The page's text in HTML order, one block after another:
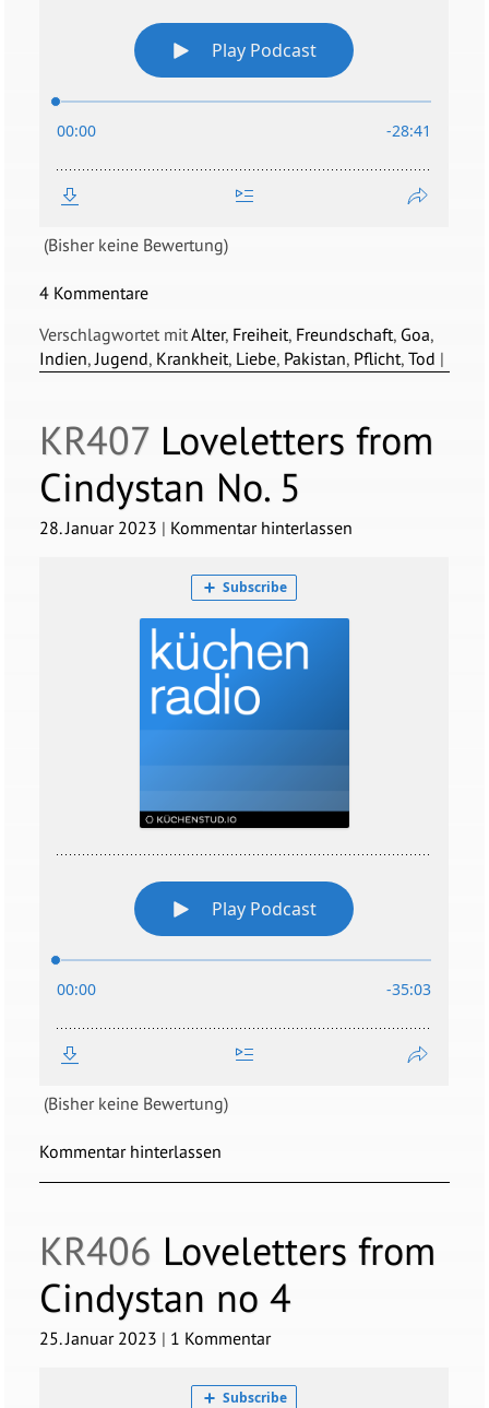
(Bisher keine Bewertung)
4 Kommentare
Verschlagwortet mitAlter, Freiheit, Freundschaft, Goa,
Indien,Jugend, Krankheit, Liebe, Pakistan, Pflicht,Tod |
KR407 Loveletters from
Cindystan No. 5
28. Januar 2023 | Kommentar hinterlassen
(Bisher keine Bewertung)
Kommentar hinterlassen
KR406 Loveletters from
Cindystan no 4
25. Januar 2023 | 1 Kommentar